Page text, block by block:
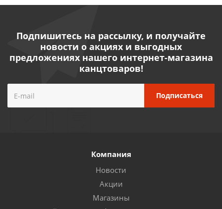
Подпишитесь на рассылку, и получайте
новости о акциях и выгодных
предложениях нашего интернет-магазина
канцтоваров!
Компания
Новости
Акции
Магазины